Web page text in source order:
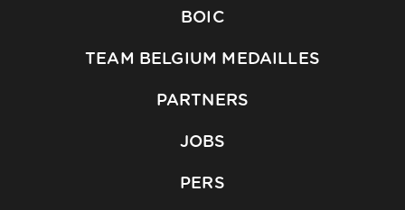
BOIC
TEAM BELGIUM MEDAILLES
PARTNERS
JOBS
PERS